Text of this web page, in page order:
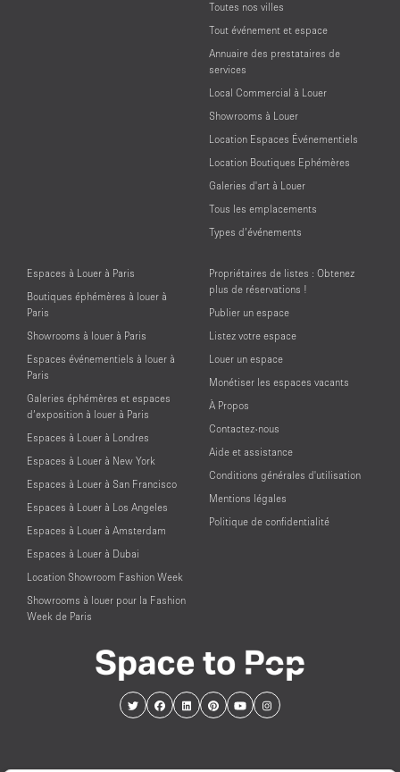
Toutes nos villes
Tout événement et espace
Annuaire des prestataires de
services
Local Commercial à Louer
Showrooms à Louer
Location Espaces Événementiels
Location Boutiques Ephémères
Galeries d'art à Louer
Tous les emplacements
Types d’événements
Espaces à Louer à Paris
Boutiques éphémères à louer à
Paris
Showrooms à louer à Paris
Espaces événementiels à louer à
Paris
Galeries éphémères et espaces
d’exposition à louer à Paris
Espaces à Louer à Londres
Espaces à Louer à New York
Espaces à Louer à San Francisco
Espaces à Louer à Los Angeles
Espaces à Louer à Amsterdam
Espaces à Louer à Dubai
Location Showroom Fashion Week
Showrooms à louer pour la Fashion
Week de Paris
Propriétaires de listes : Obtenez
plus de réservations !
Publier un espace
Listez votre espace
Louer un espace
Monétiser les espaces vacants
À Propos
Contactez-nous
Aide et assistance
Conditions générales d'utilisation
Mentions légales
Politique de confidentialité